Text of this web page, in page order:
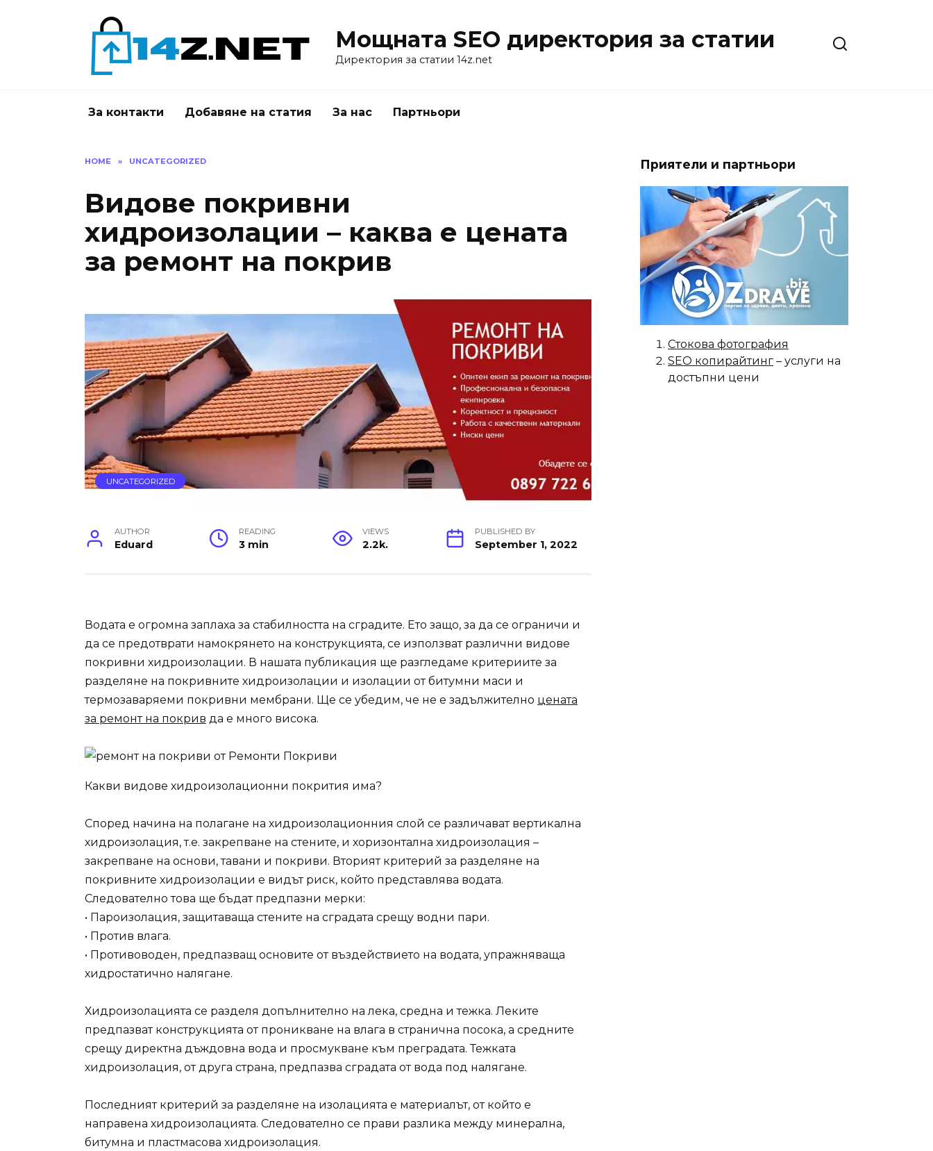
Мощната SEO директория за статии
Директория за статии 14z.net
За контакти Добавяне на статия За нас Партньори
HOME » UNCATEGORIZED
Видове покривни
хидроизолации – каква е цената
за ремонт на покрив
UNCATEGORIZED
AUTHOR
Eduard
READING
3 min
VIEWS
2.2k.
PUBLISHED BY
September 1, 2022
Водата е огромна заплаха за стабилността на сградите. Ето защо, за да се ограничи и
да се предотврати намокрянето на конструкцията, се използват различни видове
покривни хидроизолации. В нашата публикация ще разгледаме критериите за
разделяне на покривните хидроизолации и изолации от битумни маси и
термозаваряеми покривни мембрани. Ще се убедим, че не е задължително цената
за ремонт на покрив да е много висока.
Какви видове хидроизолационни покрития има?
Според начина на полагане на хидроизолационния слой се различават вертикална
хидроизолация, т.е. закрепване на стените, и хоризонтална хидроизолация –
закрепване на основи, тавани и покриви. Вторият критерий за разделяне на
покривните хидроизолации е видът риск, който представлява водата.
Следователно това ще бъдат предпазни мерки:
• Пароизолация, защитаваща стените на сградата срещу водни пари.
• Против влага.
• Противоводен, предпазващ основите от въздействието на водата, упражняваща
хидростатично налягане.
Хидроизолацията се разделя допълнително на лека, средна и тежка. Леките
предпазват конструкцията от проникване на влага в странична посока, а средните
срещу директна дъждовна вода и просмукване към преградата. Тежката
хидроизолация, от друга страна, предпазва сградата от вода под налягане.
Последният критерий за разделяне на изолацията е материалът, от който е
направена хидроизолацията. Следователно се прави разлика между минерална,
битумна и пластмасова хидроизолация.
Приятели и партньори
Стокова фотография
SEO копирайтинг – услуги на
достъпни цени